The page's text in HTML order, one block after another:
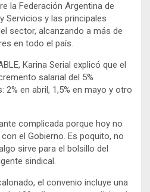
la Federación Argentina de
Servicios y las principales
sector, alcanzando a más de
en todo el país.
Karina Serial explicó que el
salarial del 5%
en abril, 1,5% en mayo y otro
complicada porque hoy no
el Gobierno. Es poquito, no
sirve para el bolsillo del
sindical.
el convenio incluye una